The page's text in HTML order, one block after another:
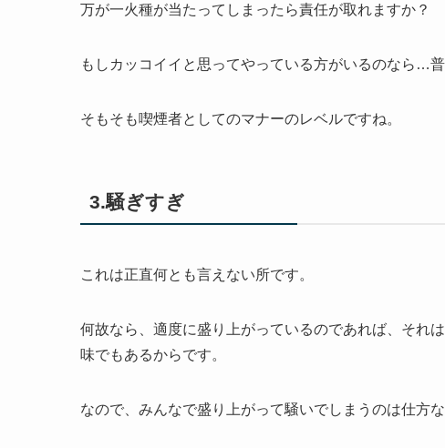
万が一火種が当たってしまったら責任が取れますか？
もしカッコイイと思ってやっている方がいるのなら…
そもそも喫煙者としてのマナーのレベルですね。
3.騒ぎすぎ
これは正直何とも言えない所です。
何故なら、適度に盛り上がっているのであれば、それ
味でもあるからです。
なので、みんなで盛り上がって騒いでしまうのは仕方な